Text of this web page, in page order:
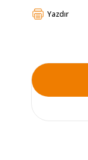
Yazdır